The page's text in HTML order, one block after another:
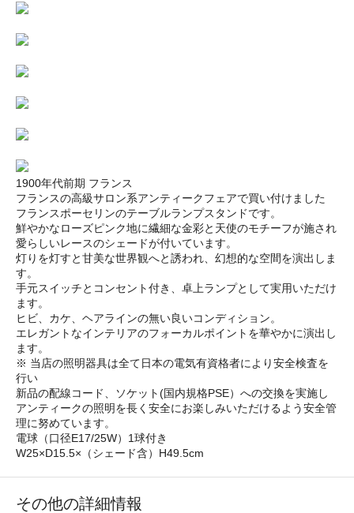
1900年代前期 フランス
フランスの高級サロン系アンティークフェアで買い付けました
フランスポーセリンのテーブルランプスタンドです。
鮮やかなローズピンク地に繊細な金彩と天使のモチーフが施され
愛らしいレースのシェードが付いています。
灯りを灯すと甘美な世界観へと誘われ、幻想的な空間を演出しま
す。
手元スイッチとコンセント付き、卓上ランプとして実用いただけ
ます。
ヒビ、カケ、ヘアラインの無い良いコンディション。
エレガントなインテリアのフォーカルポイントを華やかに演出し
ます。
※ 当店の照明器具は全て日本の電気有資格者により安全検査を
行い
新品の配線コード、ソケット(国内規格PSE）への交換を実施し
アンティークの照明を長く安全にお楽しみいただけるよう安全管
理に努めています。
電球（口径E17/25W）1球付き
W25×D15.5×（シェード含）H49.5cm
その他の詳細情報